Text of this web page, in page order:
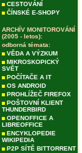
CESTOVÁNÍ
ČÍNSKÉ E-SHOPY
ARCHÍV MONITOROVÁNÍ
(2005 - letos):
odborná témata:
VĚDA A VÝZKUM
MIKROSKOPICKÝ
SVĚT
POČÍTAČE A IT
OS ANDROID
PROHLÍŽEČ FIREFOX
POŠTOVNÍ KLIENT
THUNDERBIRD
OPENOFFICE A
LIBREOFFICE
ENCYKLOPEDIE
WIKIPEDIA
P2P SÍTĚ BITTORRENT